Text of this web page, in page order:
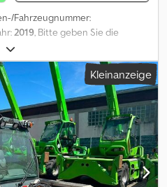
Fahrzeugnummer:
2019, Bitte geben Sie die
Spezifikationen: Modell 2019
Vakuum Vorderbesen
Taofx Aggja Sammler mit
Bereit zur Lieferung
S3 Kehrmaschine von
funktioniert einwandfrei und alle
durchgeführt. Eine Stoßstange
Verkauf montiert. Auf Wunsch
Aufpreis mitgeliefert werden.
5000 Kw: 72 Model:
Kleinanzeige